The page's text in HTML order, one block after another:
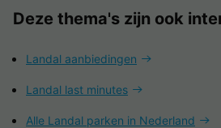
Deze thema's zijn ook
Landal aanbiedingen
Landal last minutes
Alle Landal parken in Nederland